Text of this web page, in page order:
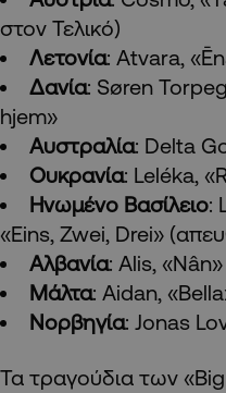
στον Τελικό)
Λετονία: Atvara,
Δανία: Søren
hjem»
Αυστραλία: Delta
Ουκρανία: Leléka,
Ηνωμένο Βασίλειο:
«Eins, Zwei, Drei»
Αλβανία: Alis, «Nân»
Μάλτα: Aidan,
Νορβηγία: Jonas
Τα τραγούδια των